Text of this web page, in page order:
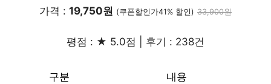
가격 : 19,750원 (쿠폰할인가41% 할인) 33,900원
평점 : ★ 5.0점 | 후기 : 238건
구분 내용